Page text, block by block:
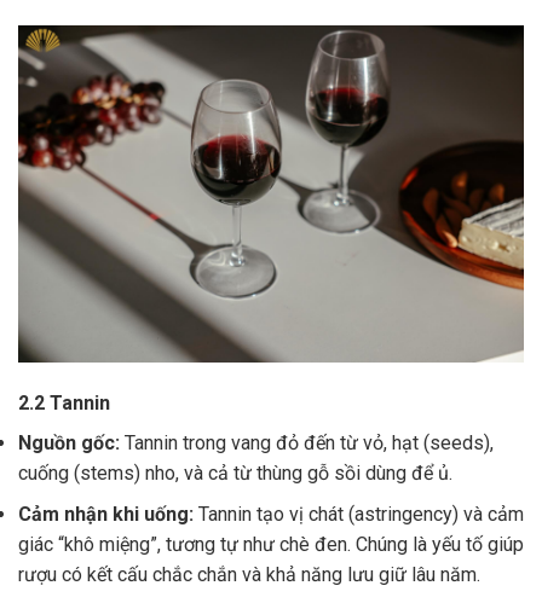
2.2 Tannin
Nguồn gốc: Tannin trong vang đỏ đến từ vỏ, hạt (seeds),
cuống (stems) nho, và cả từ thùng gỗ sồi dùng để ủ.
Cảm nhận khi uống: Tannin tạo vị chát (astringency) và cảm
giác “khô miệng”, tương tự như chè đen. Chúng là yếu tố giúp
rượu có kết cấu chắc chắn và khả năng lưu giữ lâu năm.